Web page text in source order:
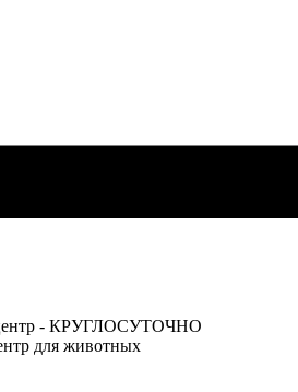
- КРУГЛОСУТОЧНО
для животных